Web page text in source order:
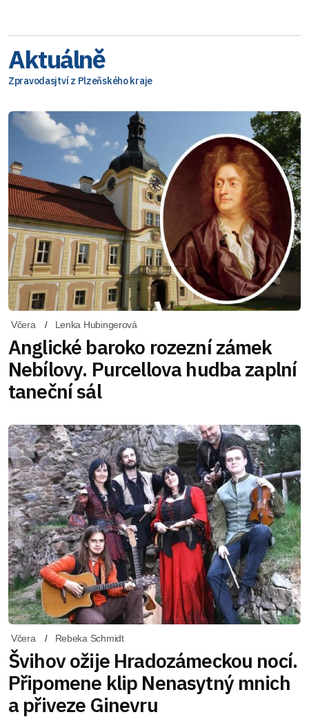
Aktuálně
Zpravodasjtví z Plzeňského kraje
Včera Lenka Hubingerová
Anglické baroko rozezní zámek
Nebílovy. Purcellova hudba zaplní
taneční sál
Včera Rebeka Schmidt
Švihov ožije Hradozámeckou nocí.
Připomene klip Nenasytný mnich
a přiveze Ginevru